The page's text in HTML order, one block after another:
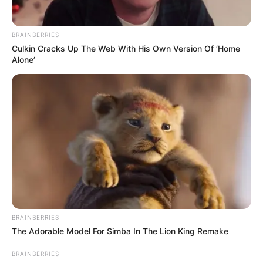
(foto: instagram/official_un_b)
Biodata & Profil
Nama Lengkap: Oh Kwang Suk
Nama panggung: Feeldog
Nama Panggilan: Oh-Gwang
BRAINBERRIES
Culkin Cracks Up The Web With His Own Version Of ‘Home
Alone’
BRAINBERRIES
The Adorable Model For Simba In The Lion King Remake
BRAINBERRIES